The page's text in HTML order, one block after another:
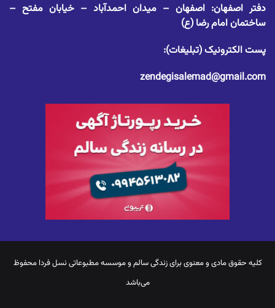
دفتر اصفهان: اصفهان – میدان احمدآباد – خیابان مفتح –
ساختمان امام رضا (ع)
پست الکترونیک (تبلیغات):
zendegisalemad@gmail.com
کلیه حقوق مادی و معنوی برایزندگی سالم و موسسه مطبوعاتی نسل فردا محفوظ
می‌باشد